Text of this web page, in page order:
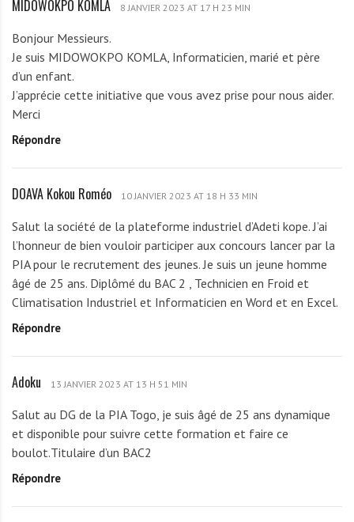
o
B
r
a
n
a
a
d
o
M
D
O
W
O
K
P
O
L
A
MIDOWOKPO KOMLA 8 JANVIER 2023 AT 17 H 23 MIN
Bonjour Messieurs.
Je suis MIDOWOKPO KOMLA, Informaticien, marié et père
d’un enfant.
J’apprécie cette initiative que vous avez prise pour nous aider.
Merci
Répondre
D
A
V
A
K
o
k
R
m
é
o
DOAVA Kokou Roméo 10 JANVIER 2023 AT 18 H 33 MIN
Salut la société de la plateforme industriel d’Adeti kope. J’ai
l’honneur de bien vouloir participer aux concours lancer par la
PIA pour le recrutement des jeunes. Je suis un jeune homme
âgé de 25 ans. Diplômé du BAC 2 , Technicien en Froid et
Climatisation Industriel et Informaticien en Word et en Excel.
Répondre
A
o
k
u
Adoku 13 JANVIER 2023 AT 13 H 51 MIN
Salut au DG de la PIA Togo, je suis âgé de 25 ans dynamique
et disponible pour suivre cette formation et faire ce
boulot.Titulaire d’un BAC2
Répondre